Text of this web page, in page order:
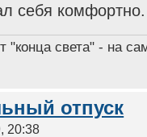
себя комфортно.
"конца света" - на
отпуск
20:38